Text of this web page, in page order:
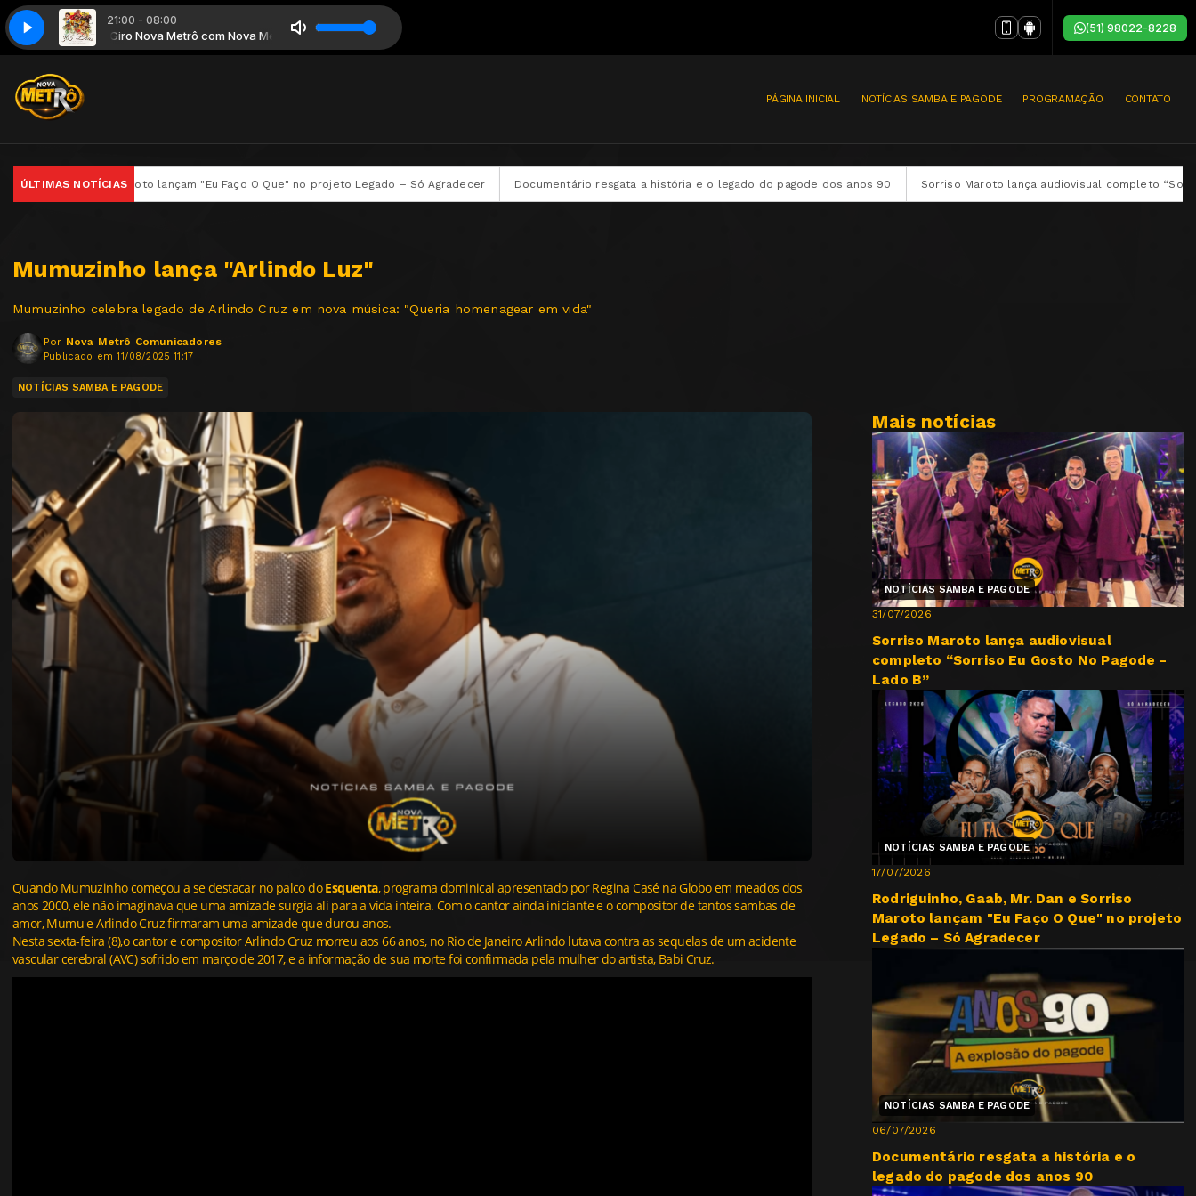
21:00 - 08:00
Nova MetrôGiro Nova Metrô com Nova Metrô
Vida MudouIntimistas - 2022 - Beijo Doce - Maça do Amor - Minha Vida Mudou
(51) 98022-8228
PÁGINA INICIAL NOTÍCIAS SAMBA E PAGODE PROGRAMAÇÃO CONTATO
ÚLTIMAS NOTÍCIAS
Maroto lançam "Eu Faço O Que" no projeto Legado – Só Agradecer Documentário resgata a história e o legado do pagode dos anos 90 Sorriso Maroto lança audiovisual completo “Sorriso Eu Gosto No
Mumuzinho lança "Arlindo Luz"
Mumuzinho celebra legado de Arlindo Cruz em nova música: "Queria homenagear em vida"
Por Nova Metrô Comunicadores
Publicado em 11/08/2025 11:17
NOTÍCIAS SAMBA E PAGODE
Quando Mumuzinhocomeçou a se destacar no palco doEsquenta, programa dominical apresentado por Regina Casé na Globo em meados dos
anos 2000, ele não imaginava que uma amizade surgia ali para a vida inteira. Com o cantor ainda iniciante e o compositor de tantos sambas de
amor, Mumu e Arlindo Cruz firmaram uma amizade que durou anos.
Nesta sexta-feira (8),o cantor e compositor Arlindo Cruz morreu aos 66 anos, no Rio de JaneiroArlindo lutava contra as sequelas de um acidente
vascular cerebral (AVC) sofrido em março de 2017, e a informação de sua morte foi confirmada pela mulher do artista, Babi Cruz.
Mais notícias
NOTÍCIAS SAMBA E PAGODE
31/07/2026
Sorriso Maroto lança audiovisual
completo “Sorriso Eu Gosto No Pagode -
Lado B”
NOTÍCIAS SAMBA E PAGODE
17/07/2026
Rodriguinho, Gaab, Mr. Dan e Sorriso
Maroto lançam "Eu Faço O Que" no projeto
Legado – Só Agradecer
NOTÍCIAS SAMBA E PAGODE
06/07/2026
Documentário resgata a história e o
legado do pagode dos anos 90